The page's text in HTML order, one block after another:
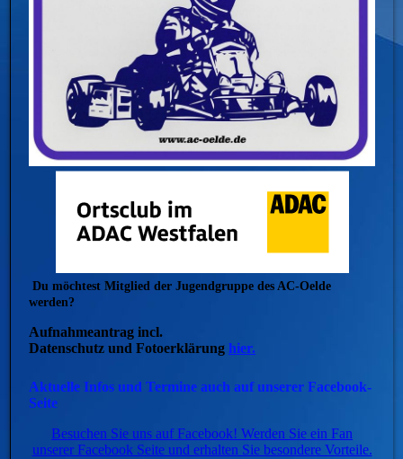
Du möchtest Mitglied der Jugendgruppe des AC-Oelde
werden?
Aufnahmeantrag incl.
Datenschutz und Fotoerklärunghier.
Aktuelle Infos und Termine auch auf unserer Facebook-
Seite
Besuchen Sie uns auf Facebook! Werden Sie ein Fan
unserer Facebook Seite und erhalten Sie besondere Vorteile.